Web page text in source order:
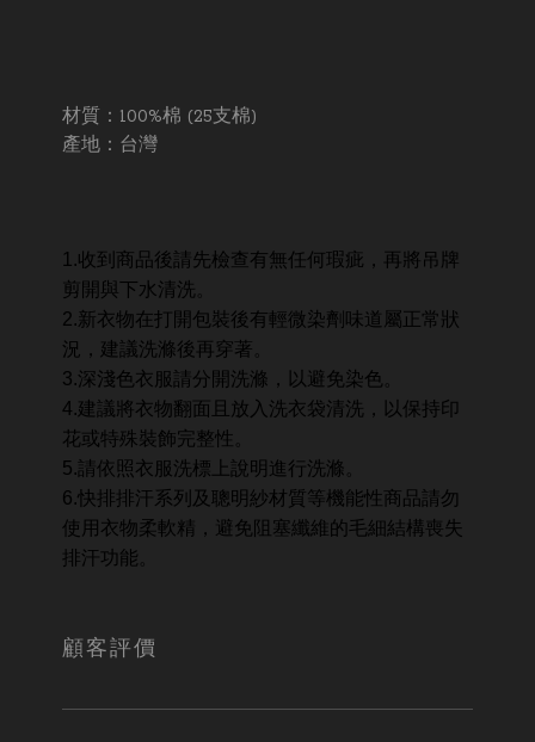
材質：100%棉 (25支棉)
產地：台灣
1.收到商品後請先檢查有無任何瑕疵，再將吊牌
剪開與下水清洗。
2.新衣物在打開包裝後有輕微染劑味道屬正常狀
況，建議洗滌後再穿著。
3.深淺色衣服請分開洗滌，以避免染色。
4.建議將衣物翻面且放入洗衣袋清洗，以保持印
花或特殊裝飾完整性。
5.請依照衣服洗標上說明進行洗滌。
6.快排排汗系列及聰明紗材質等機能性商品請勿
使用衣物柔軟精，避免阻塞纖維的毛細結構喪失
排汗功能。
顧客評價